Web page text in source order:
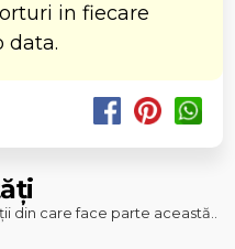
in fiecare
data.
care face parte această..